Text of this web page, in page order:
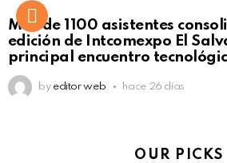
Más de 1100 asistentes
edición de Intcomexpo El
principal encuentro
by editor web hace 26 días
OUR PICKS